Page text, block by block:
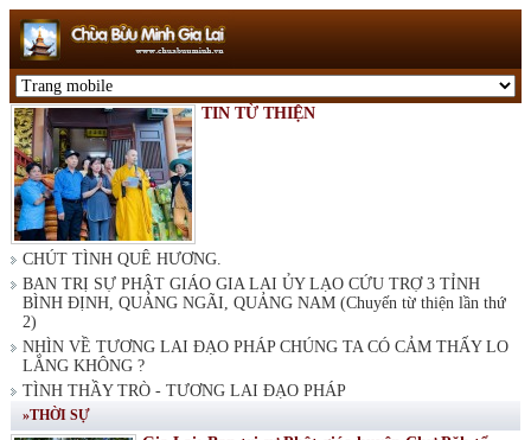
TIN TỪ THIỆN
CHÚT TÌNH QUÊ HƯƠNG.
BAN TRỊ SỰ PHẬT GIÁO GIA LAI ỦY LẠO CỨU TRỢ 3 TỈNH
BÌNH ĐỊNH, QUẢNG NGÃI, QUẢNG NAM (Chuyến từ thiện lần thứ
2)
NHÌN VỀ TƯƠNG LAI ĐẠO PHÁP CHÚNG TA CÓ CẢM THẤY LO
LẮNG KHÔNG ?
TÌNH THẦY TRÒ - TƯƠNG LAI ĐẠO PHÁP
»THỜI SỰ